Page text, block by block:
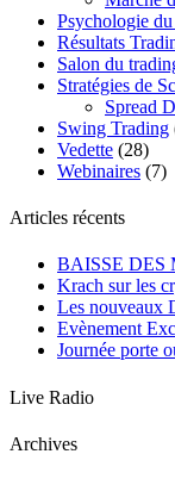
Psychologie
Résultats
Salon du
Stratégies de
Spread
Swing Trading
Vedette (28)
Webinaires (7)
Articles récents
BAISSE DES
Krach sur les
Les nouveaux
Evènement
Journée porte
Live Radio
Archives